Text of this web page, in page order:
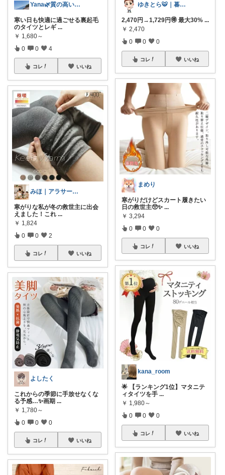
Yana🌿質の高い暮らしのROOM
寒い日も快適に過ごせる裏起毛
のタイツとレギ ...
￥ 1,680～
0 0 4
コレ いいね
みほ｜アラサー主婦｜共働き｜2児育児中
寒がりな私が冬の救世主に出会
えました！これ ...
￥ 1,824
0 0 2
コレ いいね
よしたく
これからの季節に手放せなくな
る予感…✨画期 ...
￥ 1,780～
0 0 0
コレ いいね
ゆきとら🐯｜暮らしをラクにしたいパパ
2,470円→1,729円🉐 最大30% ...
￥ 2,470
0 0 0
コレ いいね
まめり
寒がりだけどスカート履きたい
日の救世主🥺✨ ...
￥ 3,294
0 0 0
コレ いいね
kana_room
🌟 【ランキング1位】マタニテ
ィタイツを手 ...
￥ 1,980～
0 0 0
コレ いいね